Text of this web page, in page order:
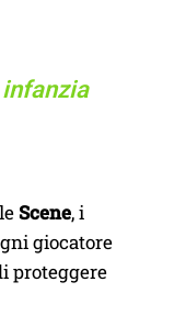
Scene, i
giocatore
proteggere